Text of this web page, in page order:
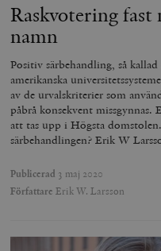
Raskvotering fast
namn
Positiv särbehandling, så
amerikanska
av de urvalskriterier som
påbrå konsekvent
att tas upp i Högsta
särbehandlingen? Erik W
Publicerad 3 maj 2020
Författare Erik W. Larsson